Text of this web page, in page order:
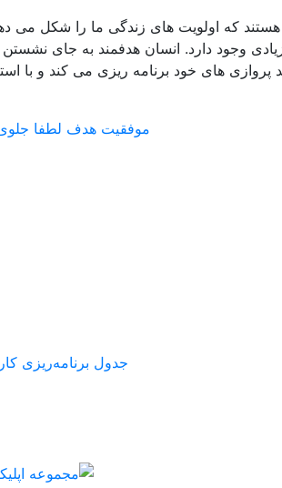
هستند که اولویت های زندگی ما را شکل می
وجود دارد. انسان هدفمند به جای نشستن
های خود برنامه ریزی می کند و با
موفقیت هدف لطفا
جدول برنامه‌ریزی